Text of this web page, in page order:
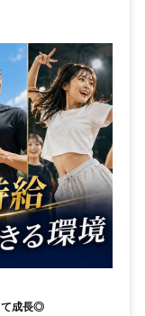
て成長◎